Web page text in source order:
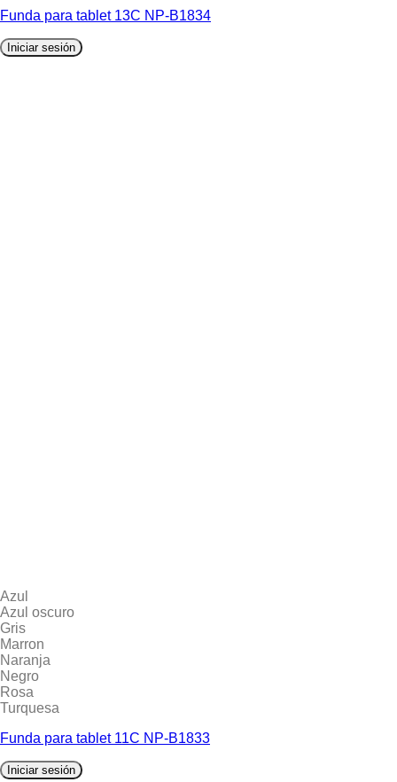
Funda para tablet 13C NP-B1834
Iniciar sesión
Azul
Azul oscuro
Gris
Marron
Naranja
Negro
Rosa
Turquesa
Funda para tablet 11C NP-B1833
Iniciar sesión